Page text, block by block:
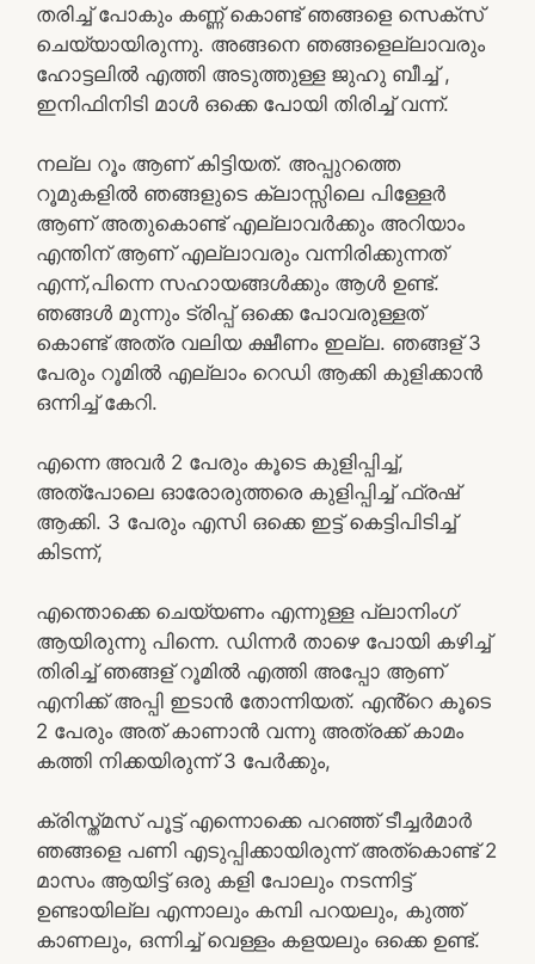
തരിച്ച് പോകും കണ്ണ് കൊണ്ട് ഞങ്ങളെ സെക്സ്
ചെയ്യായിരുന്നു. അങ്ങനെ ഞങ്ങളെല്ലാവരും
ഹോട്ടലിൽ എത്തി അടുത്തുള്ള ജുഹു ബീച്ച് ,
ഇനിഫിനിടി മാൾ ഒക്കെ പോയി തിരിച്ച് വന്ന്.
നല്ല റൂം ആണ് കിട്ടിയത്. അപ്പുറത്തെ
റൂമുകളിൽ ഞങ്ങളുടെ ക്ലാസ്സിലെ പിള്ളേർ
ആണ് അതുകൊണ്ട് എല്ലാവർക്കും അറിയാം
എന്തിന് ആണ് എല്ലാവരും വന്നിരിക്കുന്നത്
എന്ന്,പിന്നെ സഹായങ്ങൾക്കും ആൾ ഉണ്ട്.
ഞങ്ങൾ മുന്നും ട്രിപ്പ് ഒക്കെ പോവരുള്ളത്
കൊണ്ട് അത്ര വലിയ ക്ഷീണം ഇല്ല. ഞങ്ങള് 3
പേരും റൂമിൽ എല്ലാം റെഡി ആക്കി കുളിക്കാൻ
ഒന്നിച്ച് കേറി.
എന്നെ അവർ 2 പേരും കൂടെ കുളിപ്പിച്ച്,
അത്പോലെ ഓരോരുത്തരെ കുളിപ്പിച്ച് ഫ്രഷ്
ആക്കി. 3 പേരും എസി ഒക്കെ ഇട്ട് കെട്ടിപിടിച്ച്
കിടന്ന്,
എന്തൊക്കെ ചെയ്യണം എന്നുള്ള പ്ലാനിംഗ്
ആയിരുന്നു പിന്നെ. ഡിന്നർ താഴെ പോയി കഴിച്ച്
തിരിച്ച് ഞങ്ങള് റൂമിൽ എത്തി അപ്പോ ആണ്
എനിക്ക് അപ്പി ഇടാൻ തോന്നിയത്. എൻ്റെ കൂടെ
2 പേരും അത് കാണാൻ വന്നു അത്രക്ക് കാമം
കത്തി നിക്കയിരുന്ന് 3 പേർക്കും,
ക്രിസ്ത്മസ് പൂട്ട് എന്നൊക്കെ പറഞ്ഞ് ടീച്ചർമാർ
ഞങ്ങളെ പണി എടുപ്പിക്കായിരുന്ന് അത്കൊണ്ട് 2
മാസം ആയിട്ട് ഒരു കളി പോലും നടന്നിട്ട്
ഉണ്ടായില്ല എന്നാലും കമ്പി പറയലും, കുത്ത്
കാണലും, ഒന്നിച്ച് വെള്ളം കളയലും ഒക്കെ ഉണ്ട്.